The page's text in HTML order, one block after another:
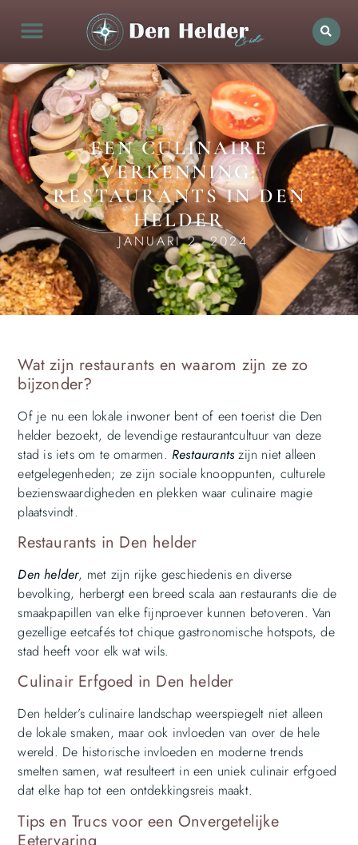
EEN CULINAIRE
VERKENNING:
RESTAURANTS IN DEN
HELDER
JANUARI 2, 2024
Wat zijn restaurants en waarom zijn ze zo
bijzonder?
Of je nu een lokale inwoner bent of een toerist die Den
helder bezoekt, de levendige restaurantcultuur van deze
stad is iets om te omarmen. Restaurantszijn niet alleen
eetgelegenheden; ze zijn sociale knooppunten, culturele
bezienswaardigheden en plekken waar culinaire magie
plaatsvindt.
Restaurants in Den helder
Den helder, met zijn rijke geschiedenis en diverse
bevolking, herbergt een breed scala aan restaurants die de
smaakpapillen van elke fijnproever kunnen betoveren. Van
gezellige eetcafés tot chique gastronomische hotspots, de
stad heeft voor elk wat wils.
Culinair Erfgoed in Den helder
Den helder’s culinaire landschap weerspiegelt niet alleen
de lokale smaken, maar ook invloeden van over de hele
wereld. De historische invloeden en moderne trends
smelten samen, wat resulteert in een uniek culinair erfgoed
dat elke hap tot een ontdekkingsreis maakt.
Tips en Trucs voor een Onvergetelijke